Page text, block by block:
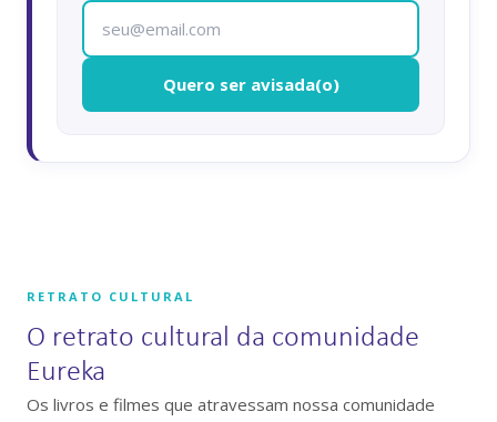
Quero ser avisada(o)
RETRATO CULTURAL
O retrato cultural da comunidade
Eureka
Os livros e filmes que atravessam nossa comunidade